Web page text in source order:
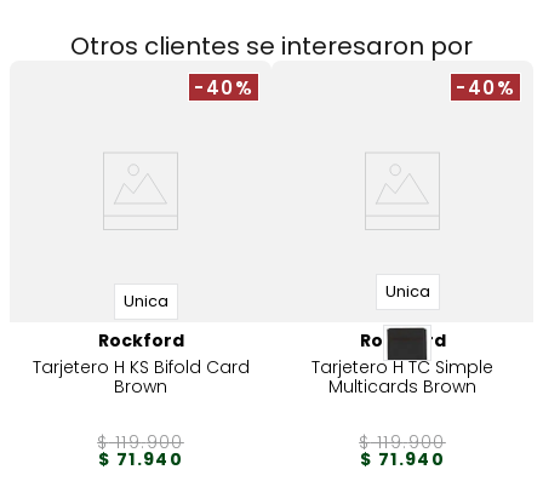
Otros clientes se interesaron por
-40%
Unica
Rockford
Tarjetero H KS Bifold Card
Brown
$ 119.900
$ 71.940
-40%
Unica
Rockford
Tarjetero H TC Simple
Multicards Brown
$ 119.900
$ 71.940